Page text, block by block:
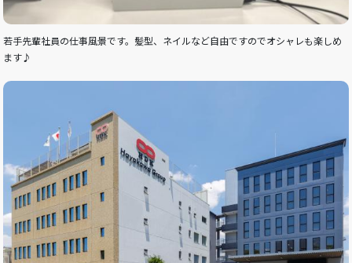
若手先輩社員の仕事風景です。髪型、ネイルなど自由ですのでオシャレも楽しめ
ます♪